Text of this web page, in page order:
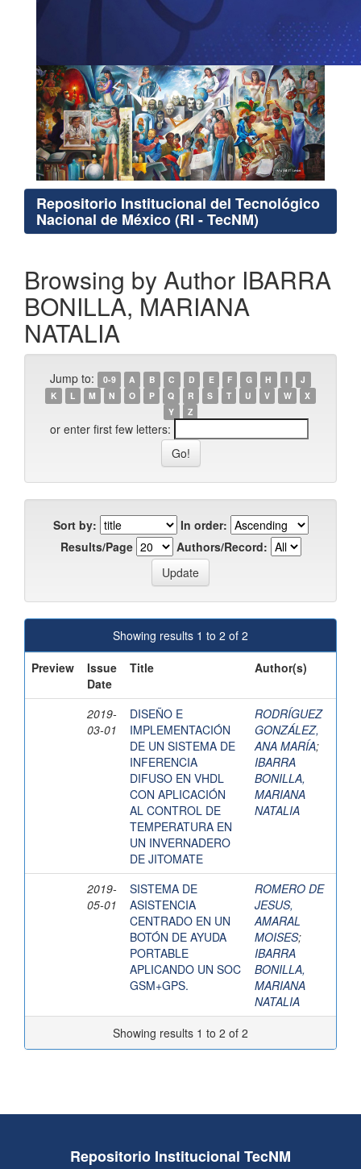
Repositorio Institucional del Tecnológico
Nacional de México (RI - TecNM)
Browsing by Author IBARRA
BONILLA, MARIANA
NATALIA
Jump to: 0-9 A B C D E F G H I
J
K
L M N O P Q R S T U V W
X
Y
Z
or enter first few letters:
Sort by:
In order:
Results/Page
Authors/Record:
Showing results 1 to 2 of 2
Preview
Issue
Date
Title Author(s)
2019-
03-01
DISEÑO E
IMPLEMENTACIÓN
DE UN SISTEMA DE
INFERENCIA
DIFUSO EN VHDL
CON APLICACIÓN
AL CONTROL DE
TEMPERATURA EN
UN INVERNADERO
DE JITOMATE
RODRÍGUEZ
GONZÁLEZ,
ANA MARÍA;
IBARRA
BONILLA,
MARIANA
NATALIA
2019-
05-01
SISTEMA DE
ASISTENCIA
CENTRADO EN UN
BOTÓN DE AYUDA
PORTABLE
APLICANDO UN SOC
GSM+GPS.
ROMERO DE
JESUS,
AMARAL
MOISES;
IBARRA
BONILLA,
MARIANA
NATALIA
Showing results 1 to 2 of 2
Repositorio Institucional TecNM